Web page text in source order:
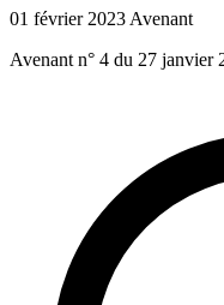
01 février 2023 Avenant
Avenant n° 4 du 27 janvier